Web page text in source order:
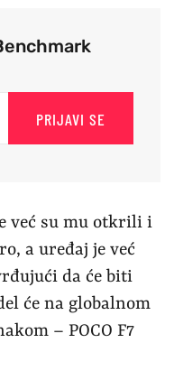
PRIJAVI SE
već su mu otkrili i
a uređaj je već
da će biti
će na globalnom
– POCO F7